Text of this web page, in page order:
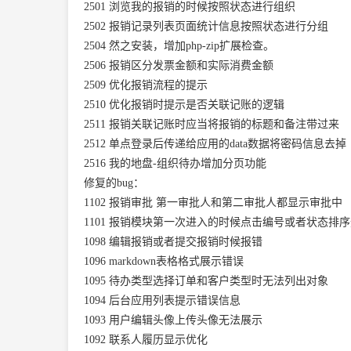
2501 浏览我的报销的时候按照状态进行组织
2502 报销记录列表页面统计信息按照状态进行分组
2504 然之安装，增加php-zip扩展检查。
2506 报销区分发票金额和实际消费金额
2509 优化报销流程的提示
2510 优化报销时提示是否关联记账的逻辑
2511 报销关联记账时应当将报销的标题和备注带过来
2512 单点登录后传递给应用的data数据将密码信息去掉
2516 我的地盘-组织待办增加分页功能
修复的bug：
1102 报销审批 第一审批人和第二审批人都显示审批中
1101 报销模块第一次进入的时候点击编号或者状态排
1098 编辑报销或者提交报销时候报错
1096 markdown表格格式展示错误
1095 待办类型选择订单和客户类型时无法列出对象
1094 后台应用列表提示错误信息
1093 用户编辑头像上传头像无法展示
1092 联系人履历显示优化